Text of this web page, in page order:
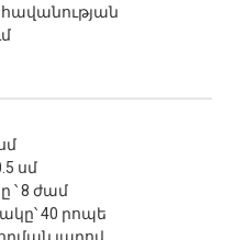
հավանության
սմ
՝ 8 ժամ
40 րոպե